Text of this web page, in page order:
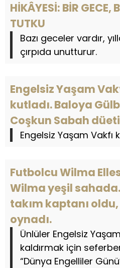
HİKÂYESİ: BİR GECE,
TUTKU
Bazı geceler vardır,
çırpıda unutturur.
Engelsiz Yaşam
kutladı. Baloya
Coşkun Sabah
Engelsiz Yaşam Vakfı
Futbolcu Wilma
Wilma yeşil
takım kaptanı
oynadı.
Ünlüler Engelsiz
kaldırmak için
“Dünya Engelliler